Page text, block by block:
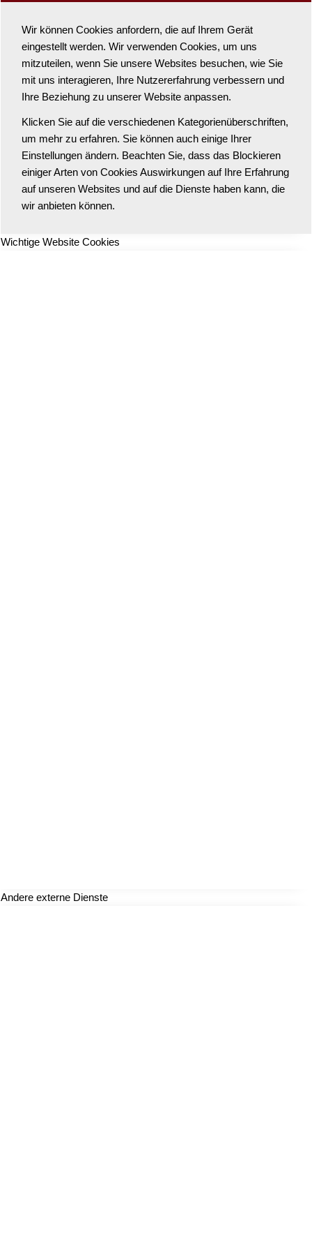
Wir können Cookies anfordern, die auf Ihrem Gerät
eingestellt werden. Wir verwenden Cookies, um uns
mitzuteilen, wenn Sie unsere Websites besuchen, wie Sie
mit uns interagieren, Ihre Nutzererfahrung verbessern und
Ihre Beziehung zu unserer Website anpassen.
Klicken Sie auf die verschiedenen Kategorienüberschriften,
um mehr zu erfahren. Sie können auch einige Ihrer
Einstellungen ändern. Beachten Sie, dass das Blockieren
einiger Arten von Cookies Auswirkungen auf Ihre Erfahrung
auf unseren Websites und auf die Dienste haben kann, die
wir anbieten können.
Wichtige Website Cookies
Andere externe Dienste